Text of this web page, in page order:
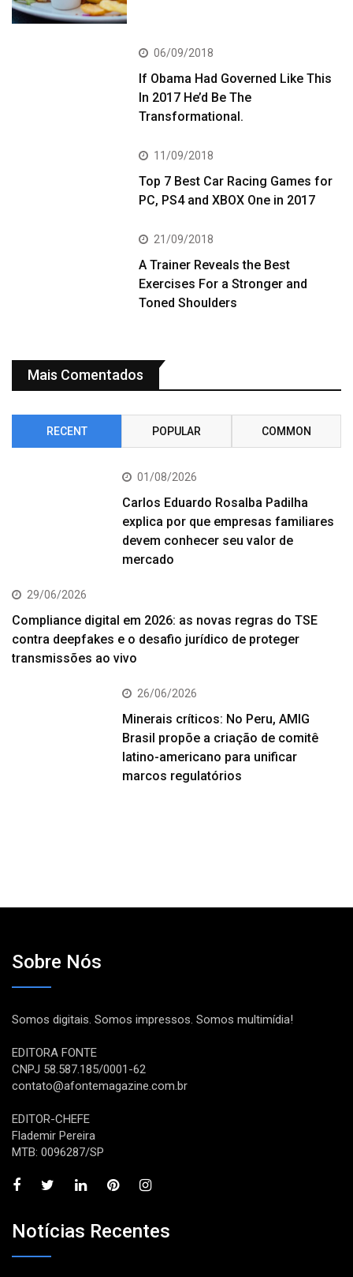
06/09/2018
If Obama Had Governed Like This
In 2017 He’d Be The
Transformational.
11/09/2018
Top 7 Best Car Racing Games for
PC, PS4 and XBOX One in 2017
21/09/2018
A Trainer Reveals the Best
Exercises For a Stronger and
Toned Shoulders
Mais Comentados
RECENT POPULAR COMMON
01/08/2026
Carlos Eduardo Rosalba Padilha
explica por que empresas familiares
devem conhecer seu valor de
mercado
29/06/2026
Compliance digital em 2026: as novas regras do TSE
contra deepfakes e o desafio jurídico de proteger
transmissões ao vivo
26/06/2026
Minerais críticos: No Peru, AMIG
Brasil propõe a criação de comitê
latino-americano para unificar
marcos regulatórios
Sobre Nós
Somos digitais. Somos impressos. Somos multimídia!
EDITORA FONTE
CNPJ 58.587.185/0001-62
contato@afontemagazine.com.br
EDITOR-CHEFE
Flademir Pereira
MTB: 0096287/SP
Notícias Recentes